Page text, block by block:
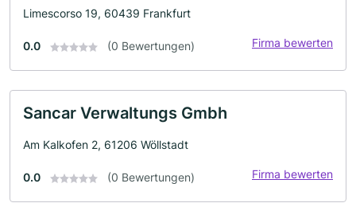
Limescorso 19, 60439 Frankfurt
0.0 (0 Bewertungen) Firma bewerten
Sancar Verwaltungs Gmbh
Am Kalkofen 2, 61206 Wöllstadt
0.0 (0 Bewertungen) Firma bewerten